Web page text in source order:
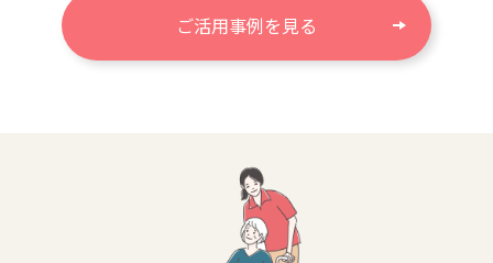
ご活用事例を見る